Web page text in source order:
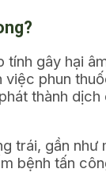
tính gây hại
phun
thành
trái, gần
bệnh tấn